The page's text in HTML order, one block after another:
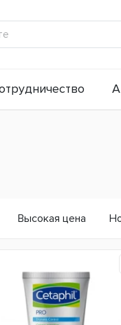
Высокая цена